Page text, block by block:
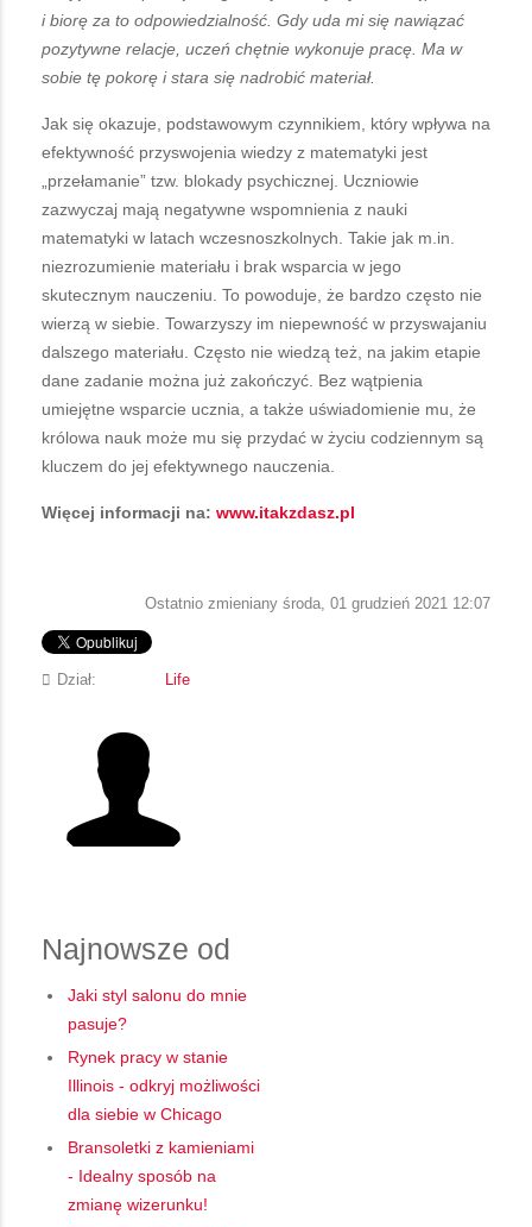
i biorę za to odpowiedzialność. Gdy uda mi się nawiązać
pozytywne relacje, uczeń chętnie wykonuje pracę. Ma w
sobie tę pokorę i stara się nadrobić materiał.
Jak się okazuje, podstawowym czynnikiem, który wpływa na
efektywność przyswojenia wiedzy z matematyki jest
„przełamanie” tzw. blokady psychicznej. Uczniowie
zazwyczaj mają negatywne wspomnienia z nauki
matematyki w latach wczesnoszkolnych. Takie jak m.in.
niezrozumienie materiału i brak wsparcia w jego
skutecznym nauczeniu. To powoduje, że bardzo często nie
wierzą w siebie. Towarzyszy im niepewność w przyswajaniu
dalszego materiału. Często nie wiedzą też, na jakim etapie
dane zadanie można już zakończyć. Bez wątpienia
umiejętne wsparcie ucznia, a także uświadomienie mu, że
królowa nauk może mu się przydać w życiu codziennym są
kluczem do jej efektywnego nauczenia.
Więcej informacji na: www.itakzdasz.pl
Ostatnio zmieniany środa, 01 grudzień 2021 12:07
Dział: Life
Najnowsze od
Jaki styl salonu do mnie
pasuje?
Rynek pracy w stanie
Illinois - odkryj możliwości
dla siebie w Chicago
Bransoletki z kamieniami
- Idealny sposób na
zmianę wizerunku!